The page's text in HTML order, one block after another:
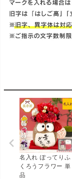
名入れ ぽってりふ
くろうフラワー 単
品